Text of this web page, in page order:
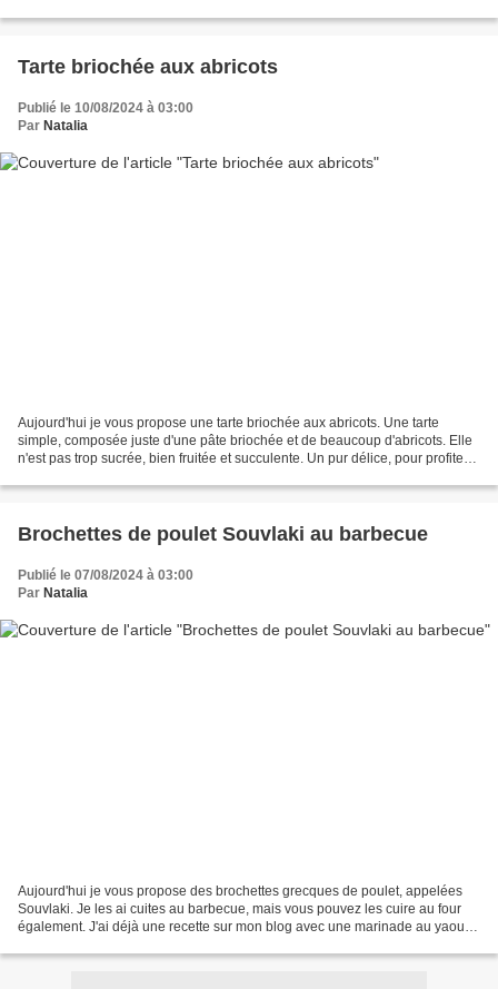
Tarte briochée aux abricots
Publié le 10/08/2024 à 03:00
Par Natalia
Aujourd'hui je vous propose une tarte briochée aux abricots. Une tarte
simple, composée juste d'une pâte briochée et de beaucoup d'abricots. Elle
n'est pas trop sucrée, bien fruitée et succulente. Un pur délice, pour profiter
Brochettes de poulet Souvlaki au barbecue
Publié le 07/08/2024 à 03:00
Par Natalia
Aujourd'hui je vous propose des brochettes grecques de poulet, appelées
Souvlaki. Je les ai cuites au barbecue, mais vous pouvez les cuire au four
également. J'ai déjà une recette sur mon blog avec une marinade au yaourt